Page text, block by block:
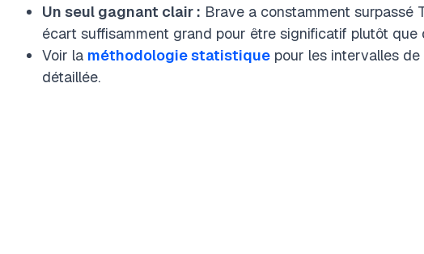
Un seul gagnant clair : Brave a constamment surpassé
écart suffisamment grand pour être significatif plutôt que
Voir la méthodologie statistique pour les intervalles
détaillée.